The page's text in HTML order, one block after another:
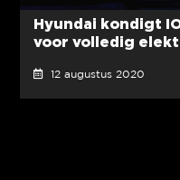
Hyundai kondigt
voor volledig
12 augustus 2020